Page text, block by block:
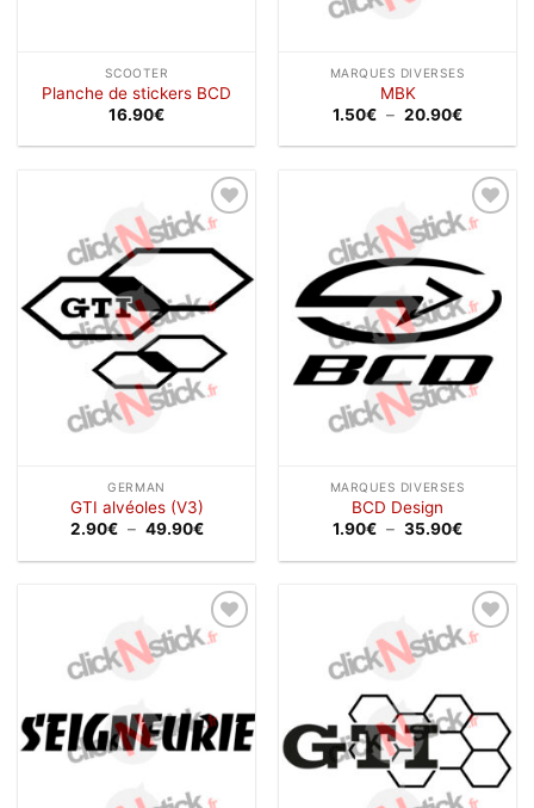
SCOOTER
Planche de stickers BCD
16.90€
MARQUES DIVERSES
MBK
1.50€ – 20.90€Plage
prix :
20.90€
Ajouter
à la
wishlist
GERMAN
GTI alvéoles (V3)
2.90€ – 49.90€Plage
prix :
49.90€
Ajouter
wishlist
MARQUES DIVERSES
BCD Design
1.90€ – 35.90€Plage
prix :
35.90€
Ajouter
Ajouter